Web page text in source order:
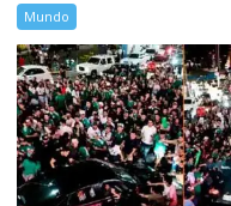
Mundo